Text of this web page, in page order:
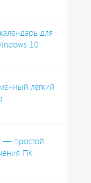
для
10
лёгкий
— простой
ПК